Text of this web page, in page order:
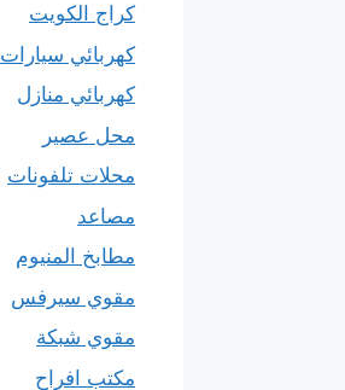
كراج الكويت
كهربائي سيارات
كهربائي منازل
محل عصير
محلات تلفونات
مصاعد
مطابخ المنيوم
مقوي سيرفس
مقوي شبكة
مكتب افراح